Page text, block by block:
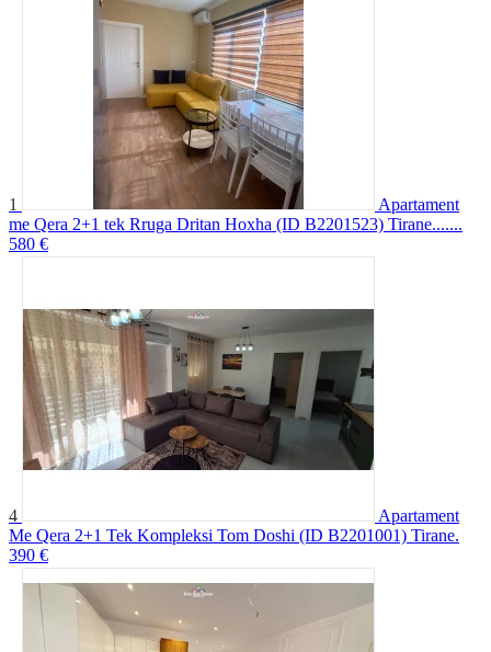
1
Apartament
me Qera 2+1 tek Rruga Dritan Hoxha (ID B2201523) Tirane.......
580 €
4
Apartament
Me Qera 2+1 Tek Kompleksi Tom Doshi (ID B2201001) Tirane.
390 €